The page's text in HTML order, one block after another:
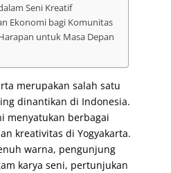
Seni Kreatif
Ekonomi bagi Komunitas
untuk Masa Depan
merupakan salah satu
dinantikan di Indonesia.
menyatukan berbagai
kreativitas di Yogyakarta.
warna, pengunjung
karya seni, pertunjukan